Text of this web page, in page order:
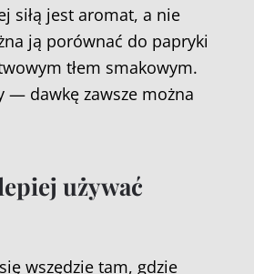
siłą jest aromat, a nie
ją porównać do papryki
tłem smakowym.
— dawkę zawsze można
używać
wszędzie tam, gdzie